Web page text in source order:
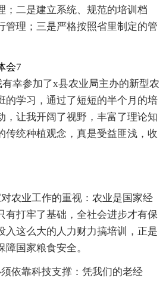
；二是建立系统、规范的培训档
管理；三是严格按照省里制定的管
会7
幸参加了x县农业局主办的新型农
的学习，通过了短短的半个月的培
，让我开阔了视野，丰富了理论知
传统种植观念，真是受益匪浅，收
农业工作的重视：农业是国家经
有打牢了基础，全社会进步才有保
入这么大的人力财力搞培训，正是
国家粮食安全。
依靠科技支撑：凭我们的老经